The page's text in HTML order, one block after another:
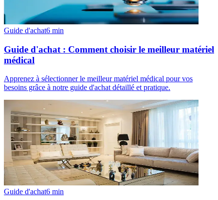
Guide d'achat6 min
Guide d'achat : Comment choisir le meilleur matériel
médical
Apprenez à sélectionner le meilleur matériel médical pour vos
besoins grâce à notre guide d'achat détaillé et pratique.
Guide d'achat6 min